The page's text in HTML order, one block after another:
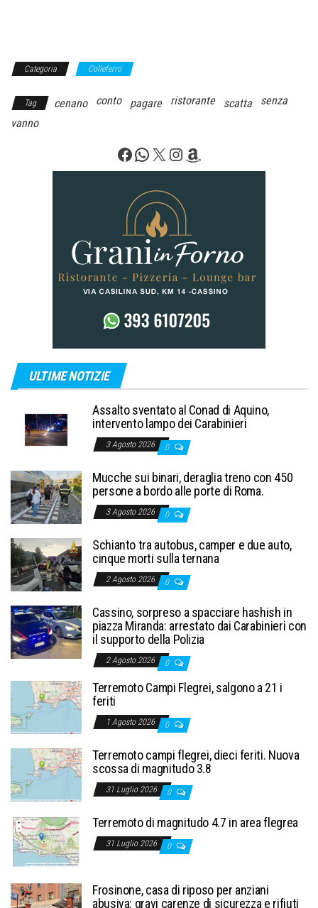
Categoria Colleferro
Tag cenano conto pagare ristorante scatta
senza
vanno
Facebook
WhatsApp
X Instagram
Amazon
ULTIME NOTIZIE
Assalto sventato al Conad di Aquino,
intervento lampo dei Carabinieri
3 Agosto 2026 0
Mucche sui binari, deraglia treno con 450
persone a bordo alle porte di Roma.
3 Agosto 2026 0
Schianto tra autobus, camper e due auto,
cinque morti sulla ternana
2 Agosto 2026 0
Cassino, sorpreso a spacciare hashish in
piazza Miranda: arrestato dai Carabinieri con
il supporto della Polizia
2 Agosto 2026 0
Terremoto Campi Flegrei, salgono a 21 i
feriti
1 Agosto 2026 0
Terremoto campi flegrei, dieci feriti. Nuova
scossa di magnitudo 3.8
31 Luglio 2026 0
Terremoto di magnitudo 4.7 in area flegrea
31 Luglio 2026 0
Frosinone, casa di riposo per anziani
abusiva: gravi carenze di sicurezza e rifiuti